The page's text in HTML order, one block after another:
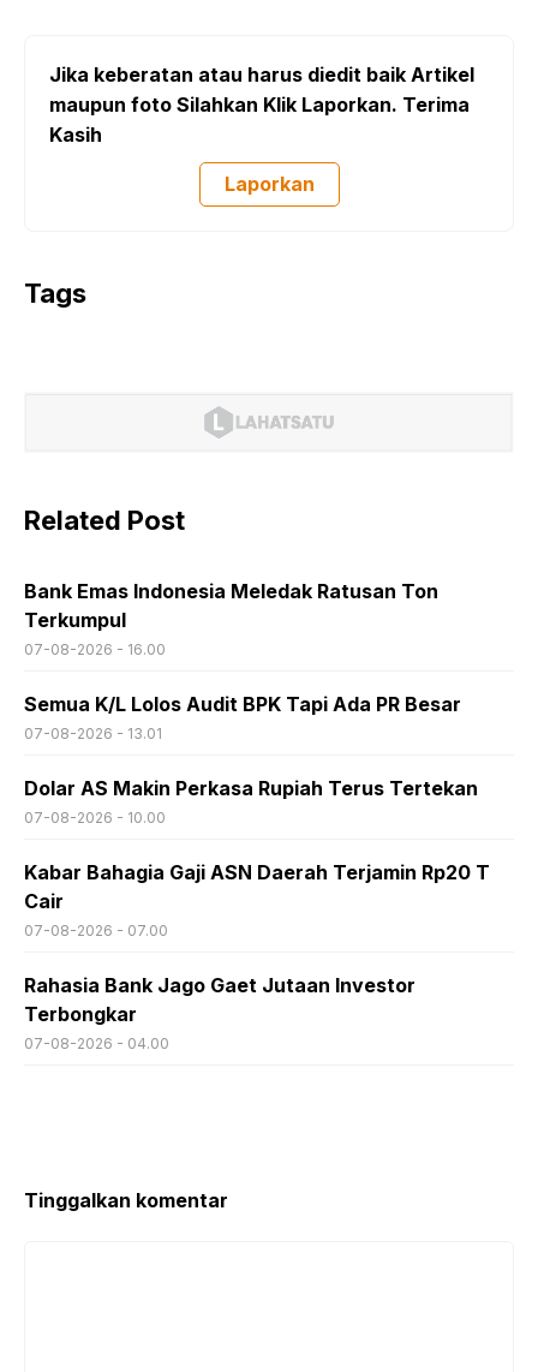
Jika keberatan atau harus diedit baik Artikel
maupun foto Silahkan Klik Laporkan. Terima
Kasih
Laporkan
Tags
Related Post
Bank Emas Indonesia Meledak Ratusan Ton
Terkumpul
07-08-2026 - 16.00
Semua K/L Lolos Audit BPK Tapi Ada PR Besar
07-08-2026 - 13.01
Dolar AS Makin Perkasa Rupiah Terus Tertekan
07-08-2026 - 10.00
Kabar Bahagia Gaji ASN Daerah Terjamin Rp20 T
Cair
07-08-2026 - 07.00
Rahasia Bank Jago Gaet Jutaan Investor
Terbongkar
07-08-2026 - 04.00
Tinggalkan komentar